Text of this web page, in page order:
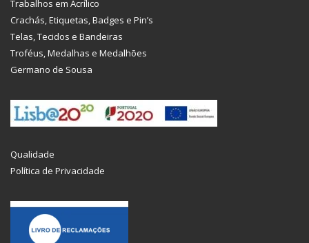
Trabalhos em Acrílico
Crachás, Etiquetas, Badges e Pin’s
Telas, Tecidos e Bandeiras
Troféus, Medalhas e Medalhões
Germano de Sousa
Qualidade
Política de Privacidade